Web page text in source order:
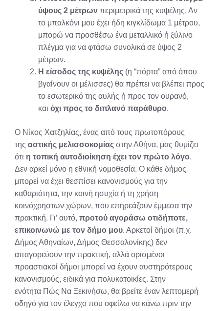
ύψους 2 μέτρων περιμετρικά της κυψέλης. Αν
το μπαλκόνι μου έχει ήδη κιγκλίδωμα 1 μέτρου,
μπορώ να προσθέσω ένα μεταλλικό ή ξύλινο
πλέγμα για να φτάσω συνολικά σε ύψος 2
μέτρων.
Η είσοδος της κυψέλης (η “πόρτα” από όπου
βγαίνουν οι μέλισσες) θα πρέπει να βλέπει προς
το εσωτερικό της αυλής ή προς τον ουρανό,
και όχι προς το διπλανό παράθυρο.
Ο Νίκος Χατζηλίας, ένας από τους πρωτοπόρους
της αστικής μελισσοκομίας στην Αθήνα, μας θυμίζει
ότι η τοπική αυτοδιοίκηση έχει τον πρώτο λόγο.
Δεν αρκεί μόνο η εθνική νομοθεσία. Ο κάθε δήμος
μπορεί να έχει θεσπίσει κανονισμούς για την
καθαριότητα, την κοινή ησυχία ή τη χρήση
κοινόχρηστων χώρων, που επηρεάζουν έμμεσα την
πρακτική. Γι’ αυτό, προτού αγοράσω οτιδήποτε,
επικοινωνώ με τον δήμο μου. Αρκετοί δήμοι (π.χ.
Δήμος Αθηναίων, Δήμος Θεσσαλονίκης) δεν
απαγορεύουν την πρακτική, αλλά ορισμένοι
προαστιακοί δήμοι μπορεί να έχουν αυστηρότερους
κανονισμούς, ειδικά για πολυκατοικίες. Στην
ενότητα Πώς Να Ξεκινήσω, θα βρείτε έναν λεπτομερή
οδηγό για τον έλεγχο που οφείλω να κάνω πριν την